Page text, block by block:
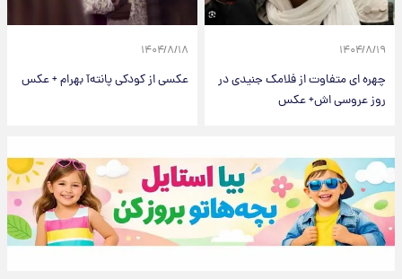
۱۴۰۴/۸/۱۹
چهره ای متفاوت از فلامک جنیدی در
روز عروسی اش+ عکس
۱۴۰۴/۸/۱۸
عکسی از کودکی پانته‌آ بهرام + عکس